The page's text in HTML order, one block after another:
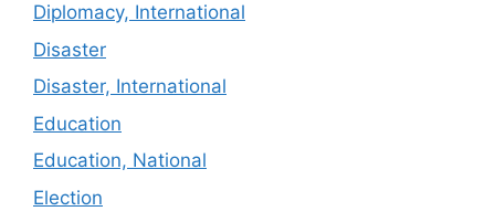
Diplomacy, International
Disaster
Disaster, International
Education
Education, National
Election